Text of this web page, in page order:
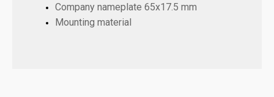
Company nameplate 65x17.5 mm
Mounting material